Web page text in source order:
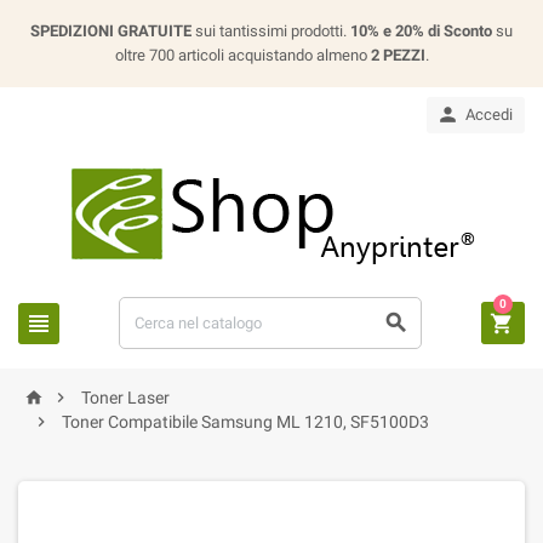
SPEDIZIONI GRATUITE sui tantissimi prodotti. 10% e 20% di Sconto su
oltre 700 articoli acquistando almeno 2 PEZZI.
 Accedi
  
0
 
Toner Laser

Toner Compatibile Samsung ML 1210, SF5100D3